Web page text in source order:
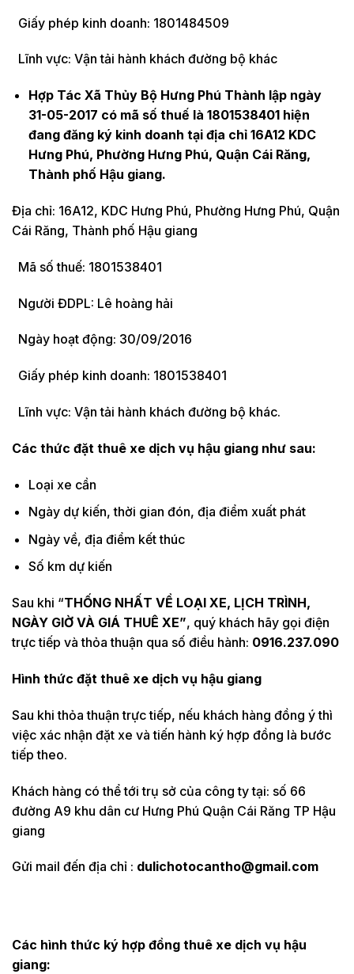
Giấy phép kinh doanh: 1801484509
Lĩnh vực: Vận tải hành khách đường bộ khác
Hợp Tác Xã Thủy Bộ Hưng Phú Thành lập ngày
31-05-2017 có mã số thuế là 1801538401 hiện
đang đăng ký kinh doanh tại địa chỉ 16A12 KDC
Hưng Phú, Phường Hưng Phú, Quận Cái Răng,
Thành phố Hậu giang.
Địa chỉ: 16A12, KDC Hưng Phú, Phường Hưng Phú, Quận
Cái Răng, Thành phố Hậu giang
Mã số thuế: 1801538401
Người ĐDPL: Lê hoàng hải
Ngày hoạt động: 30/09/2016
Giấy phép kinh doanh: 1801538401
Lĩnh vực: Vận tải hành khách đường bộ khác.
Các thức đặt thuê xe dịch vụ hậu giang như sau:
Loại xe cần
Ngày dự kiến, thời gian đón, địa điểm xuất phát
Ngày về, địa điểm kết thúc
Số km dự kiến
Sau khi “THỐNG NHẤT VỀ LOẠI XE, LỊCH TRÌNH,
NGÀY GIỜ VÀ GIÁ THUÊ XE”, quý khách hãy gọi điện
trực tiếp và thỏa thuận qua số điều hành: 0916.237.090
Hình thức đặt thuê xe dịch vụ hậu giang
Sau khi thỏa thuận trực tiếp, nếu khách hàng đồng ý thì
việc xác nhận đặt xe và tiến hành ký hợp đồng là bước
tiếp theo.
Khách hàng có thể tới trụ sở của công ty tại: số 66
đường A9 khu dân cư Hưng Phú Quận Cái Răng TP Hậu
giang
Gửi mail đến địa chỉ : dulichotocantho@gmail.com
Các hình thức ký hợp đồng thuê xe dịch vụ hậu
giang: